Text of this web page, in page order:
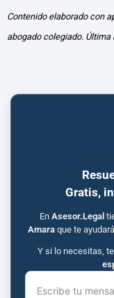
Contenido elaborado con
abogado colegiado. Última
Gratis,
En Asesor.Legal
Amara que te
Y si lo necesitas,
Escribe tu